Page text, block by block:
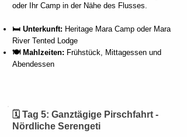
oder Ihr Camp in der Nähe des Flusses.
🛏️ Unterkunft: Heritage Mara Camp oder Mara
River Tented Lodge
🍽️ Mahlzeiten: Frühstück, Mittagessen und
Abendessen
🗓️ Tag 5: Ganztägige Pirschfahrt -
Nördliche Serengeti